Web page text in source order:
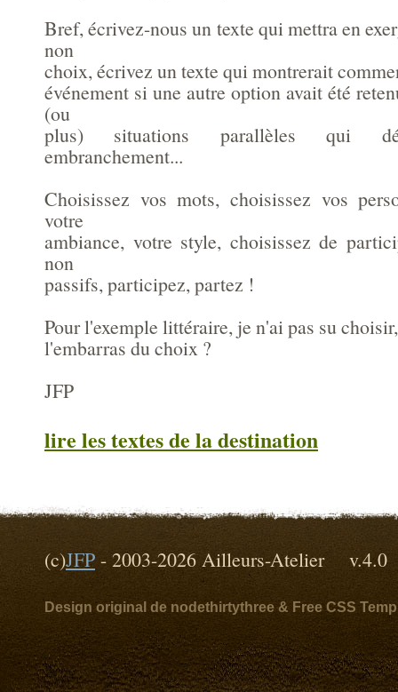
Bref, écrivez-nous un texte qui mettra en
non
choix, écrivez un texte qui montrerait
événement si une autre option avait été
(ou
plus) situations parallèles qui
embranchement...
Choisissez vos mots, choisissez vos
votre
ambiance, votre style, choisissez de
non
passifs, participez, partez !
Pour l'exemple littéraire, je n'ai pas su
l'embarras du choix ?
JFP
lire les textes de la destination
(c)JFP - 2003-2026 Ailleurs-Atelier
Design original de nodethirtythree & Free CSS